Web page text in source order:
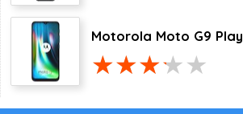
Motorola Moto G9 Play